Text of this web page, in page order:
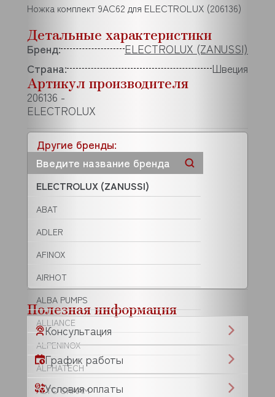
Другие бренды:
ELECTROLUX (ZANUSSI)
ABAT
ADLER
AFINOX
AIRHOT
ALBA PUMPS
ALLIANCE
ALPENINOX
ALPHATECH
ALTO SHAAM
Ножка комплект 9AC62 для ELECTROLUX (206136)
Детальные характеристики
Бренд:
ELECTROLUX (ZANUSSI)
Страна:
Швеция
Артикул производителя
206136 -
ELECTROLUX
Полезная информация
Консультация
График работы
Условия оплаты